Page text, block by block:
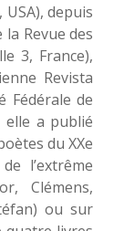
depuis
la Revue des
3, France),
Revista
Fédérale de
elle a publié
du XXe
l’extrême
Clémens,
ou sur